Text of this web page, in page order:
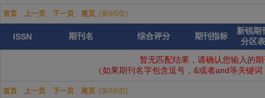
首页 上一页 下一页 尾页 (第0/0页)
ISSN 期刊名 综合评分 期刊指标
新锐期
分区
暂无匹配结果，请确认您输入的
（如果期刊名字包含逗号，&或者and等关键
首页 上一页 下一页 尾页 (第0/0页)